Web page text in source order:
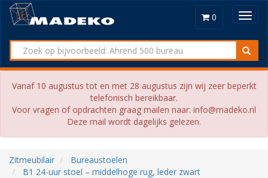
0
Vanaf 10 augustus tot en met 28 augustus zijn wij zeer beperkt
telefonisch bereikbaar.
Voor vragen of opdrachten graag mailen naar: info@madeko.nl
Deze mail wordt dagelijks gelezen.
Zitmeubilair
Bureaustoelen
B1 24-uur stoel – middelhoge rug, leder zwart